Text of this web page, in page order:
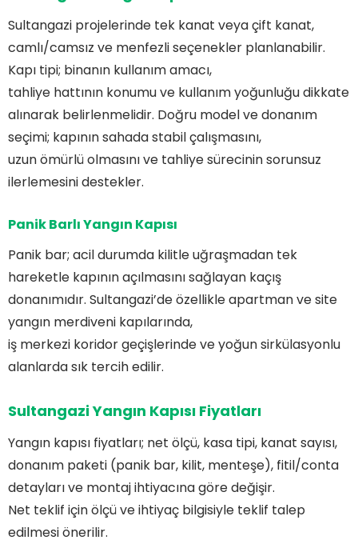
Sultangazi projelerinde tek kanat veya çift kanat,
camlı/camsız ve menfezli seçenekler planlanabilir.
Kapı tipi; binanın kullanım amacı,
tahliye hattının konumu ve kullanım yoğunluğu dikkate
alınarak belirlenmelidir. Doğru model ve donanım
seçimi; kapının sahada stabil çalışmasını,
uzun ömürlü olmasını ve tahliye sürecinin sorunsuz
ilerlemesini destekler.
Panik Barlı Yangın Kapısı
Panik bar; acil durumda kilitle uğraşmadan tek
hareketle kapının açılmasını sağlayan kaçış
donanımıdır. Sultangazi’de özellikle apartman ve site
yangın merdiveni kapılarında,
iş merkezi koridor geçişlerinde ve yoğun sirkülasyonlu
alanlarda sık tercih edilir.
Sultangazi Yangın Kapısı Fiyatları
Yangın kapısı fiyatları; net ölçü, kasa tipi, kanat sayısı,
donanım paketi (panik bar, kilit, menteşe), fitil/conta
detayları ve montaj ihtiyacına göre değişir.
Net teklif için ölçü ve ihtiyaç bilgisiyle teklif talep
edilmesi önerilir.